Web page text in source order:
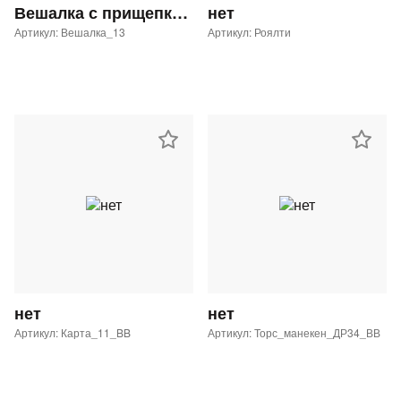
Вешалка с прищепками GL-29 с таргеткой Button Blue
Артикул: Вешалка_13
нет
Артикул: Роялти
нет
Артикул: Карта_11_BB
нет
Артикул: Торс_манекен_ДР34_ВВ